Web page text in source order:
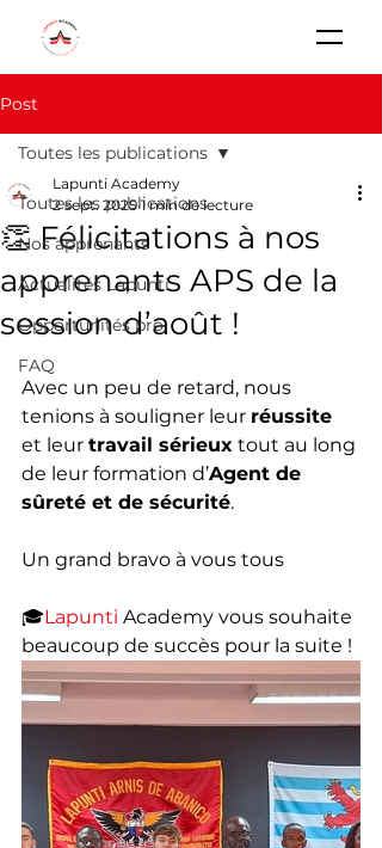
Post
Toutes les publications
Nos apprenants
Actualités Lapunti
Opportunités pro
FAQ
Toutes les publications
👏 Félicitations à nos
apprenants APS de la
session d’août !
Lapunti Academy
2 sept. 2025 1 min de lecture
Avec un peu de retard, nous
tenions à souligner leur réussite
et leur travail sérieux tout au long
de leur formation d’Agent de
sûreté et de sécurité.
Un grand bravo à vous tous
🎓Lapunti Academy vous souhaite
beaucoup de succès pour la suite !